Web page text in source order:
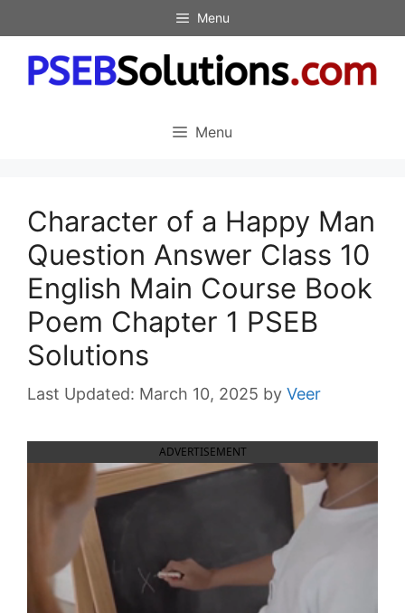
to
content
Menu
Menu
Character of a Happy Man
Question Answer Class 10
English Main Course Book
Poem Chapter 1 PSEB
Solutions
March 10, 2025 by Veer
ADVERTISEMENT